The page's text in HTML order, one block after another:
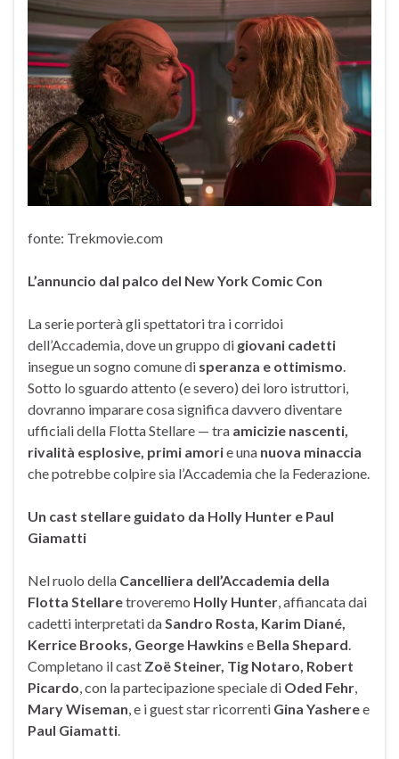
fonte: Trekmovie.com
L’annuncio dal palco del New York Comic Con
La serie porterà gli spettatori tra i corridoi
dell’Accademia, dove un gruppo di giovani cadetti
insegue un sogno comune di speranza e ottimismo
Sotto lo sguardo attento (e severo) dei loro istruttori,
dovranno imparare cosa significa davvero diventare
ufficiali della Flotta Stellare — tra amicizie nascenti,
rivalità esplosive, primi amorie una nuova minaccia
che potrebbe colpire sia l’Accademia che la Federazione.
Un cast stellare guidato da Holly Hunter e Paul
Giamatti
Nel ruolo della Cancelliera dell’Accademia della
Flotta Stellaretroveremo Holly Hunter , affiancata dai
cadetti interpretati da Sandro Rosta, Karim Diané,
Kerrice Brooks, George Hawkins e Bella Shepard
Completano il cast Zoë Steiner, Tig Notaro, Robert
Picardo , con la partecipazione speciale di Oded Fehr
Mary Wiseman , e i guest star ricorrenti Gina Yasheree
Paul Giamatti